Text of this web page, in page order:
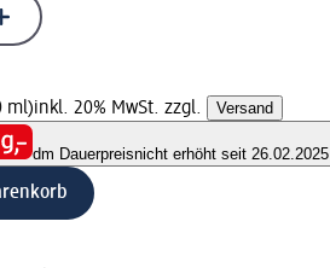
ml)inkl. 20% MwSt. zzgl. Versand
dm Dauerpreisnicht erhöht seit 26.02.2025